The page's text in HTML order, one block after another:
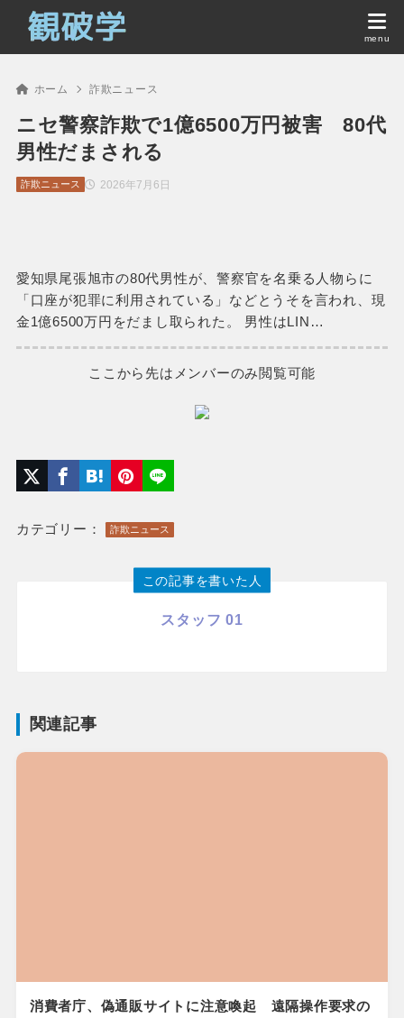
ホーム 詐欺ニュース
ニセ警察詐欺で1億6500万円被害 80代
男性だまされる
2026年7月6日
詐欺ニュース
愛知県尾張旭市の80代男性が、警察官を名乗る人物らに
「口座が犯罪に利用されている」などとうそを言われ、現
金1億6500万円をだまし取られた。 男性はLIN…
ここから先はメンバーのみ閲覧可能
カテゴリー： 詐欺ニュース
この記事を書いた人
スタッフ 01
関連記事
消費者庁、偽通販サイトに注意喚起 遠隔操作要求の